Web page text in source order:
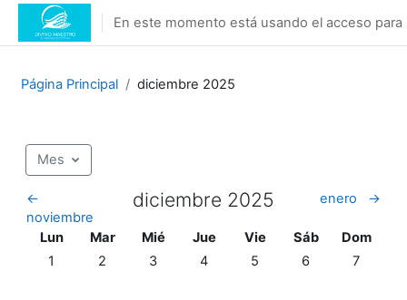
Salta al contenido principal
En este momento está usando el acceso para
Página Principal diciembre 2025
Mes
←
noviembre
diciembre 2025 enero →
Lunes
Lun Martes
Mar Miércoles
Mié Jueves
Jue Viernes
Vie Sábado
Sáb Domingo
Dom
Sin eventos, lunes, 1 diciembre
1 Sin eventos, martes, 2 diciembre
2 Sin eventos, miércoles, 3 diciembre
3 Sin eventos, jueves, 4 diciembre
4 Sin eventos, viernes, 5
5 Sin eventos,
6 Sin
7